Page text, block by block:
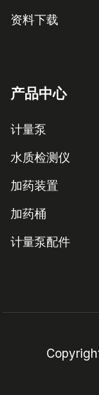
资料下载
产品中心
计量泵
水质检测仪
加药装置
加药桶
计量泵配件